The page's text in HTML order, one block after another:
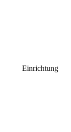
Einrichtung